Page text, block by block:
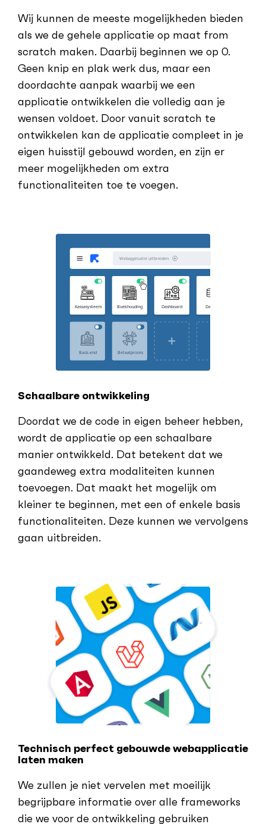
Wij kunnen de meeste mogelijkheden bieden
als we de gehele applicatie op maat from
scratch maken. Daarbij beginnen we op 0.
Geen knip en plak werk dus, maar een
doordachte aanpak waarbij we een
applicatie ontwikkelen die volledig aan je
wensen voldoet. Door vanuit scratch te
ontwikkelen kan de applicatie compleet in je
eigen huisstijl gebouwd worden, en zijn er
meer mogelijkheden om extra
functionaliteiten toe te voegen.
Schaalbare ontwikkeling
Doordat we de code in eigen beheer hebben,
wordt de applicatie op een schaalbare
manier ontwikkeld. Dat betekent dat we
gaandeweg extra modaliteiten kunnen
toevoegen. Dat maakt het mogelijk om
kleiner te beginnen, met een of enkele basis
functionaliteiten. Deze kunnen we vervolgens
gaan uitbreiden.
Technisch perfect gebouwde webapplicatie
laten maken
We zullen je niet vervelen met moeilijk
begrijpbare informatie over alle frameworks
die we voor de ontwikkeling gebruiken